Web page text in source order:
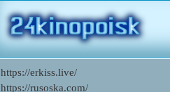
https://erkiss.live/
https://rusoska.com/